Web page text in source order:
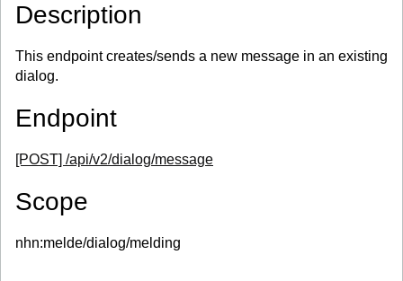
Description
This endpoint creates/sends a new message in an existing
dialog.
Endpoint
[POST] /api/v2/dialog/message
Scope
nhn:melde/dialog/melding